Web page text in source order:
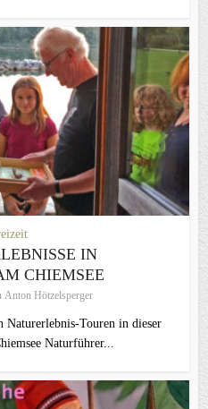
IN
CHIEMSEE
Anton Hötzelsperger
Naturerlebnis-Touren in dieser
Naturführer...